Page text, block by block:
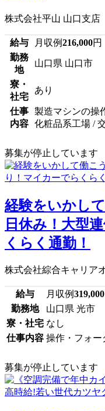
株式会社平山 山口支店
給与 月収例216,000円
勤務
地
山口県 山口市
寮・
社宅
あり
仕事
内容
製造マシンの操
化粧品系工場 /
募集が停止しています
経験をいかし
日休み！大型
くらく通勤！
株式会社綜合キャリア
給与 月収例319,000
勤務地
山口県 光市
寮・社宅 なし
仕事内容 操作・フォー
募集が停止しています